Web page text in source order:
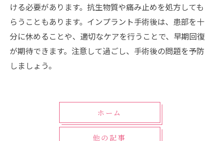
ける必要があります。抗生物質や痛み止めを処方しても
らうこともあります。インプラント手術後は、患部を十
分に休めることや、適切なケアを行うことで、早期回復
が期待できます。注意して過ごし、手術後の問題を予防
しましょう。
ホーム
他の記事